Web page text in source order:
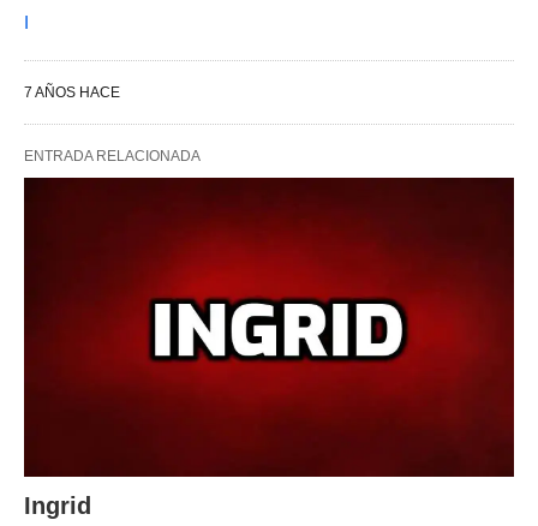
I
7 AÑOS HACE
ENTRADA RELACIONADA
Ingrid